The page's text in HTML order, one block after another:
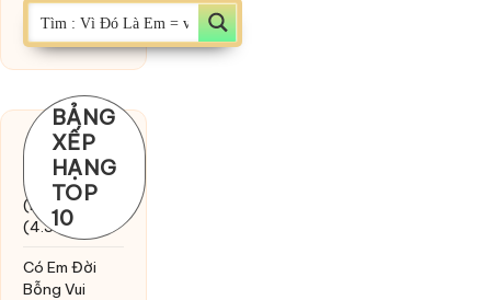
BẢNG
XẾP
HẠNG
TOP
10
Chờ một
tiếng yêu
(MinhTuan89)
(4.393)
Có Em Đời
Bỗng Vui